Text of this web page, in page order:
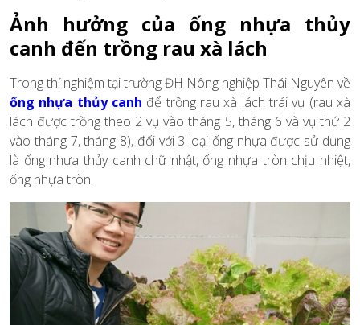
Ảnh hưởng của ống nhựa thủy
canh đến trồng rau xà lách
Trong thí nghiệm tại trường ĐH Nông nghiệp Thái Nguyên về
ống nhựa thủy canh để trồng rau xà lách trái vụ (rau xà
lách được trồng theo 2 vụ vào tháng 5, tháng 6 và vụ thứ 2
vào tháng 7, tháng 8), đối với 3 loại ống nhựa được sử dụng
là ống nhựa thủy canh chữ nhật, ống nhựa tròn chịu nhiệt,
ống nhựa tròn.